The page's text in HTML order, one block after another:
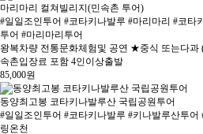
마리마리 컬쳐빌리지(민속촌 투어)
#일일조인투어 #코타키나발루 #마리마리 #코타
투어 #마리마리투어
왕복차량 전통문화체험및 공연 ★중식 또는다
속촌입장료 포함 4인이상출발
85,000원
동양최고봉 코타키나발루산 국립공원투어
#일일조인투어 #코타키나발루 #키나발루산투
링온천